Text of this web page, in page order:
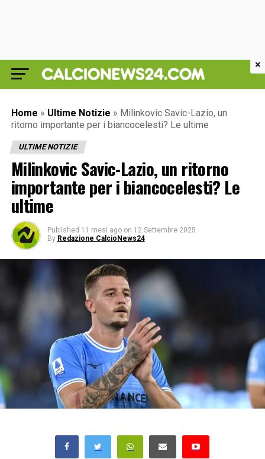
Home » Ultime Notizie » Milinkovic Savic-Lazio, un
ritorno importante per i biancocelesti? Le ultime
ULTIME NOTIZIE
Milinkovic Savic-Lazio, un ritorno
importante per i biancocelesti? Le
ultime
Published 11 mesi ago on 12 Settembre 2025
By Redazione CalcioNews24
×